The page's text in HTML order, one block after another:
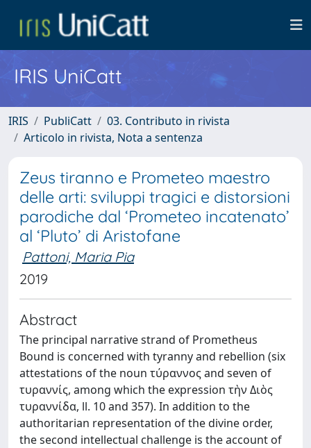
IRIS UniCatt
IRIS PubliCatt
03. Contributo in rivista
Articolo in rivista, Nota a sentenza
Zeus tiranno e Prometeo maestro
delle arti: sviluppi tragici e distorsioni
parodiche dal ‘Prometeo incatenato’
al ‘Pluto’ di Aristofane
Pattoni, Maria Pia
2019
Abstract
The principal narrative strand of Prometheus
Bound is concerned with tyranny and rebellion (six
attestations of the noun τύραννος and seven of
τυραννίς, among which the expression τὴν Διὸς
τυραννίδα, ll. 10 and 357). In addition to the
authoritarian representation of the divine order,
the second intellectual challenge is the account of